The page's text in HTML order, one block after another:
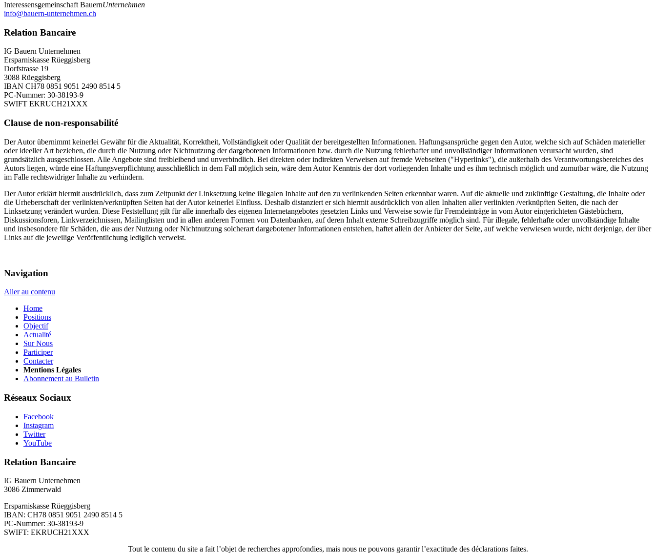
Interessensgemeinschaft BauernUnternehmen
info@bauern-unternehmen.ch
Relation Bancaire
IG Bauern Unternehmen
Ersparniskasse Rüeggisberg
Dorfstrasse 19
3088 Rüeggisberg
IBAN CH78 0851 9051 2490 8514 5
PC-Nummer: 30-38193-9
SWIFT EKRUCH21XXX
Clause de non-responsabilité
Der Autor übernimmt keinerlei Gewähr für die Aktualität, Korrektheit, Vollständigkeit oder Qualität der bereitgestellten Informationen. Haftungsansprüche gegen den Autor, welche sich auf Schäden materieller
oder ideeller Art beziehen, die durch die Nutzung oder Nichtnutzung der dargebotenen Informationen bzw. durch die Nutzung fehlerhafter und unvollständiger Informationen verursacht wurden, sind
grundsätzlich ausge­schlossen. Alle Angebote sind freibleibend und unverbindlich. Bei direkten oder indirekten Verweisen auf fremde Webseiten ("Hyperlinks"), die außerhalb des Verantwor­tungs­bereiches des
Autors liegen, würde eine Haftungsverpflichtung ausschließlich in dem Fall möglich sein, wäre dem Autor Kenntnis der dort vorliegenden Inhalte und es ihm technisch möglich und zumutbar wäre, die Nutzung
im Falle rechtswidriger Inhalte zu verhindern.
Der Autor erklärt hiermit ausdrücklich, dass zum Zeitpunkt der Linksetzung keine illegalen Inhalte auf den zu verlinkenden Seiten erkennbar waren. Auf die aktuelle und zukünftige Gestaltung, die Inhalte oder
die Urheberschaft der verlinkten/verknüpften Seiten hat der Autor keinerlei Einfluss. Deshalb distanziert er sich hiermit ausdrücklich von allen Inhalten aller verlinkten /verknüpften Seiten, die nach der
Linksetzung verändert wurden. Diese Feststellung gilt für alle innerhalb des eigenen Internet­angebotes gesetzten Links und Verweise sowie für Fremdeinträge in vom Autor eingerichteten Gästebüchern,
Diskussionsforen, Linkverzeichnissen, Mailinglisten und in allen anderen Formen von Datenbanken, auf deren Inhalt externe Schreibzugriffe möglich sind. Für illegale, fehlerhafte oder unvollständige Inhalte
und insbesondere für Schäden, die aus der Nutzung oder Nichtnutzung solcherart dargebotener Informationen entstehen, haftet allein der Anbieter der Seite, auf welche verwiesen wurde, nicht derjenige, der über
Links auf die jeweilige Veröffentlichung lediglich verweist.
Navigation
Aller au contenu
Home
Positions
Objectif
Actualité
Sur Nous
Participer
Contacter
Mentions Légales
Abonnement au Bulletin
Réseaux Sociaux
Facebook
Instagram
Twitter
YouTube
Relation Bancaire
IG Bauern Unternehmen
3086 Zimmerwald
Ersparniskasse Rüeggisberg
IBAN: CH78 0851 9051 2490 8514 5
PC-Nummer: 30-38193-9
SWIFT: EKRUCH21XXX
Tout le contenu du site a fait l’objet de recherches approfondies, mais nous ne pouvons garantir l’exactitude des déclarations faites.